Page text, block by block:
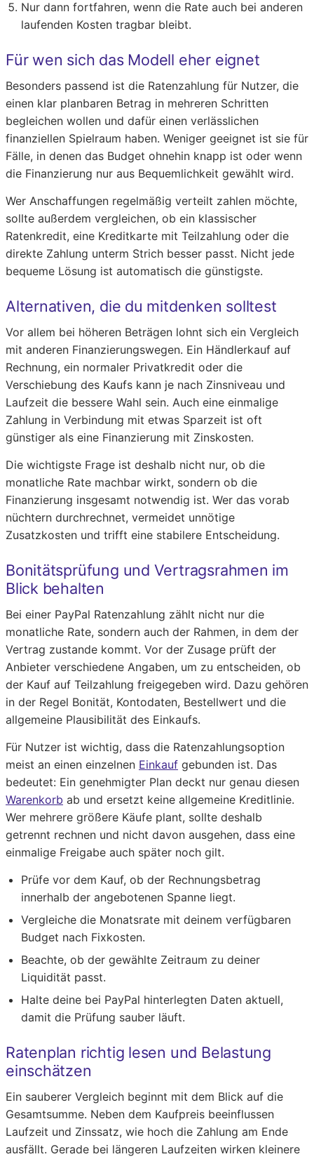
Nur dann fortfahren, wenn die Rate auch bei anderen
laufenden Kosten tragbar bleibt.
Für wen sich das Modell eher eignet
Besonders passend ist die Ratenzahlung für Nutzer, die
einen klar planbaren Betrag in mehreren Schritten
begleichen wollen und dafür einen verlässlichen
finanziellen Spielraum haben. Weniger geeignet ist sie für
Fälle, in denen das Budget ohnehin knapp ist oder wenn
die Finanzierung nur aus Bequemlichkeit gewählt wird.
Wer Anschaffungen regelmäßig verteilt zahlen möchte,
sollte außerdem vergleichen, ob ein klassischer
Ratenkredit, eine Kreditkarte mit Teilzahlung oder die
direkte Zahlung unterm Strich besser passt. Nicht jede
bequeme Lösung ist automatisch die günstigste.
Alternativen, die du mitdenken solltest
Vor allem bei höheren Beträgen lohnt sich ein Vergleich
mit anderen Finanzierungswegen. Ein Händlerkauf auf
Rechnung, ein normaler Privatkredit oder die
Verschiebung des Kaufs kann je nach Zinsniveau und
Laufzeit die bessere Wahl sein. Auch eine einmalige
Zahlung in Verbindung mit etwas Sparzeit ist oft
günstiger als eine Finanzierung mit Zinskosten.
Die wichtigste Frage ist deshalb nicht nur, ob die
monatliche Rate machbar wirkt, sondern ob die
Finanzierung insgesamt notwendig ist. Wer das vorab
nüchtern durchrechnet, vermeidet unnötige
Zusatzkosten und trifft eine stabilere Entscheidung.
Bonitätsprüfung und Vertragsrahmen im
Blick behalten
Bei einer PayPal Ratenzahlung zählt nicht nur die
monatliche Rate, sondern auch der Rahmen, in dem der
Vertrag zustande kommt. Vor der Zusage prüft der
Anbieter verschiedene Angaben, um zu entscheiden, ob
der Kauf auf Teilzahlung freigegeben wird. Dazu gehören
in der Regel Bonität, Kontodaten, Bestellwert und die
allgemeine Plausibilität des Einkaufs.
Für Nutzer ist wichtig, dass die Ratenzahlungsoption
meist an einen einzelnen Einkauf gebunden ist. Das
bedeutet: Ein genehmigter Plan deckt nur genau diesen
Warenkorb ab und ersetzt keine allgemeine Kreditlinie.
Wer mehrere größere Käufe plant, sollte deshalb
getrennt rechnen und nicht davon ausgehen, dass eine
einmalige Freigabe auch später noch gilt.
Prüfe vor dem Kauf, ob der Rechnungsbetrag
innerhalb der angebotenen Spanne liegt.
Vergleiche die Monatsrate mit deinem verfügbaren
Budget nach Fixkosten.
Beachte, ob der gewählte Zeitraum zu deiner
Liquidität passt.
Halte deine bei PayPal hinterlegten Daten aktuell,
damit die Prüfung sauber läuft.
Ratenplan richtig lesen und Belastung
einschätzen
Ein sauberer Vergleich beginnt mit dem Blick auf die
Gesamtsumme. Neben dem Kaufpreis beeinflussen
Laufzeit und Zinssatz, wie hoch die Zahlung am Ende
ausfällt. Gerade bei längeren Laufzeiten wirken kleinere